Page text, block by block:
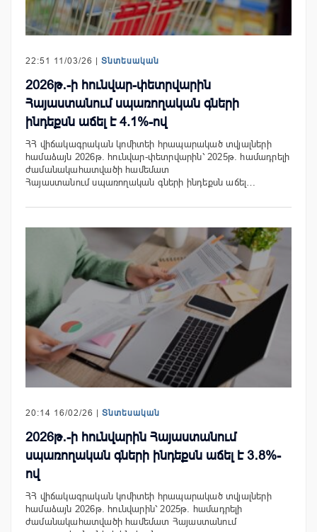
22:51 11/03/26 | Տնտեսական
2026թ․-ի հունվար-փետրվարին
Հայաստանում սպառողական գների
ինդեքսն աճել է 4.1%-ով
ՀՀ վիճակագրական կոմիտեի հրապարակած տվյալների
համաձայն 2026թ. հունվար-փետրվարին՝ 2025թ. համադրելի
ժամանակահատվածի համեմատ
Հայաստանում սպառողական գների ինդեքսն աճել…
20:14 16/02/26 | Տնտեսական
2026թ․-ի հունվարին Հայաստանում
սպառողական գների ինդեքսն աճել է 3․8%-
ով
ՀՀ վիճակագրական կոմիտեի հրապարակած տվյալների
համաձայն 2026թ. հունվարին՝ 2025թ. համադրելի
ժամանակահատվածի համեմատ Հայաստանում